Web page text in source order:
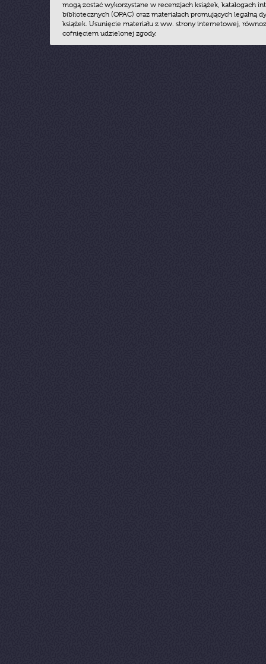
mogą zostać wykorzystane w recenzjach książek, katalogach
bibliotecznych (OPAC) oraz materiałach promujących legalną
książek. Usunięcie materiału z ww. strony internetowej,
cofnięciem udzielonej zgody.